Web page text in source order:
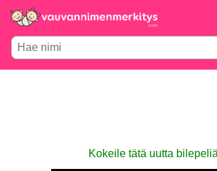
Kokeile tätä uutta